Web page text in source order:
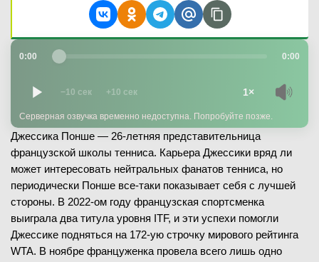
0:00 0:00
−10 сек +10 сек 1×
Серверная озвучка временно недоступна. Попробуйте позже.
Джессика Понше — 26-летняя представительница
французской школы тенниса. Карьера Джессики вряд ли
может интересовать нейтральных фанатов тенниса, но
периодически Понше все-таки показывает себя с лучшей
стороны. В 2022-ом году французская спортсменка
выиграла два титула уровня ITF, и эти успехи помогли
Джессике подняться на 172-ую строчку мирового рейтинга
WTA. В ноябре француженка провела всего лишь одно